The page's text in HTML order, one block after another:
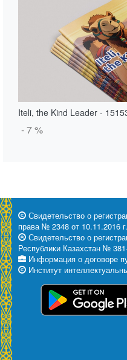
Iteli, the Kind Leader -
- 7 %
Свидетельство о
права № 2348 от 10.11.2016 г.
Свидетельство о
Республики Казахстан №
Информация о договоре
Институт